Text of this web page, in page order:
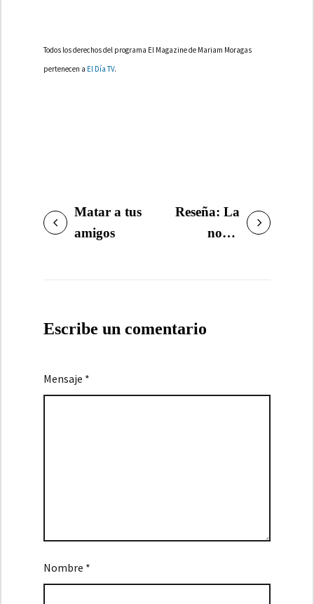
Todos los derechos del programa El Magazine de Mariam Moragas
pertenecen a El Día TV.
NAVEGACIÓN
DE
Matar a tus
amigos
Reseña: La
novia
Escribe un comentario
Mensaje *
Nombre *